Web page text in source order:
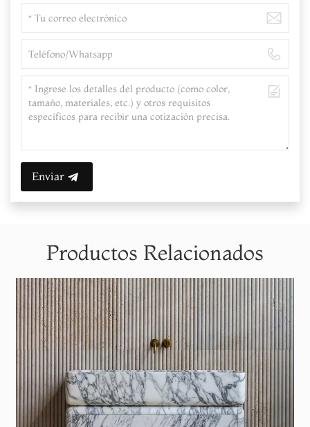
Enviar
Productos Relacionados